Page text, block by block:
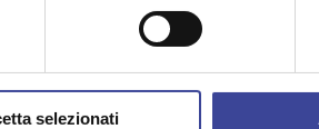
selezionati